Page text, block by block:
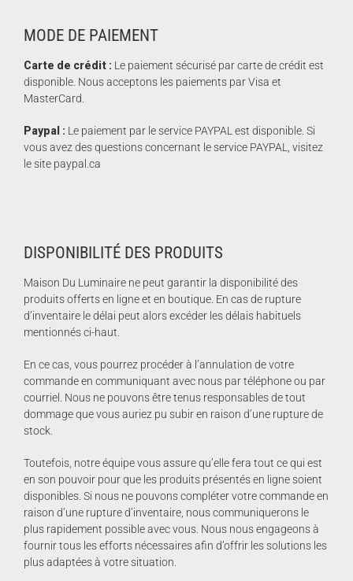
MODE DE PAIEMENT
Carte de crédit : Le paiement sécurisé par carte de crédit est
disponible. Nous acceptons les paiements par Visa et
MasterCard.
Paypal : Le paiement par le service PAYPAL est disponible. Si
vous avez des questions concernant le service PAYPAL, visitez
le site paypal.ca
DISPONIBILITÉ DES PRODUITS
Maison Du Luminaire ne peut garantir la disponibilité des
produits offerts en ligne et en boutique. En cas de rupture
d’inventaire le délai peut alors excéder les délais habituels
mentionnés ci-haut.
En ce cas, vous pourrez procéder à l’annulation de votre
commande en communiquant avec nous par téléphone ou par
courriel. Nous ne pouvons être tenus responsables de tout
dommage que vous auriez pu subir en raison d’une rupture de
stock.
Toutefois, notre équipe vous assure qu’elle fera tout ce qui est
en son pouvoir pour que les produits présentés en ligne soient
disponibles. Si nous ne pouvons compléter votre commande en
raison d’une rupture d’inventaire, nous communiquerons le
plus rapidement possible avec vous. Nous nous engageons à
fournir tous les efforts nécessaires afin d’offrir les solutions les
plus adaptées à votre situation. ​